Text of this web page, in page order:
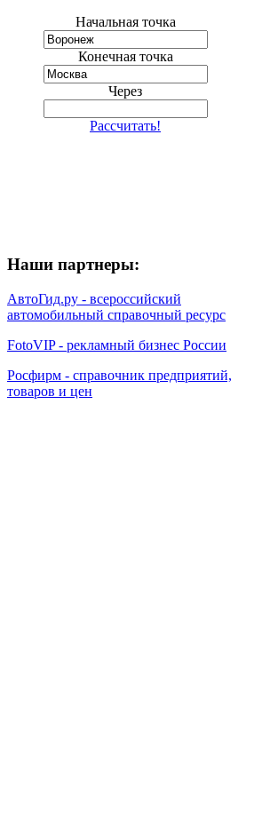
Начальная точка
Конечная точка
Через
Рассчитать!
Наши партнеры:
АвтоГид.ру - всероссийский
автомобильный справочный ресурс
FotoVIP - рекламный бизнес России
Росфирм - справочник предприятий,
товаров и цен